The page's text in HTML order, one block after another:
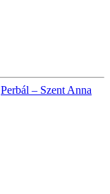
Perbál – Szent Anna